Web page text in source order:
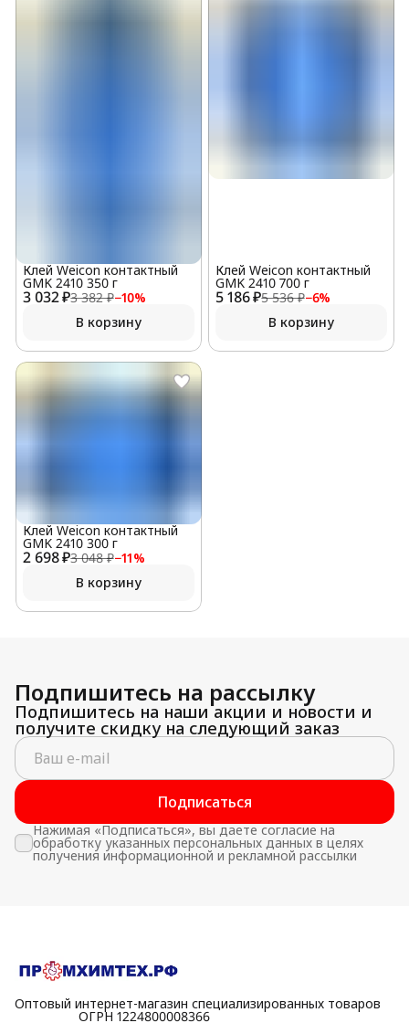
3 032 ₽3 382 ₽−10%
Клей Weicon контактный
GMK 2410 350 г
В корзину
5 186 ₽5 536 ₽−6%
Клей Weicon контактный
GMK 2410 700 г
В корзину
2 698 ₽3 048 ₽−11%
Клей Weicon контактный
GMK 2410 300 г
В корзину
Подпишитесь на рассылку
Подпишитесь на наши акции и новости и
получите скидку на следующий заказ
Подписаться
Нажимая «Подписаться», вы даете согласие на
обработку указанных персональных данных в целях
получения информационной и рекламной рассылки
Оптовый интернет-магазин специализированных товаров
⠀⠀⠀⠀⠀⠀⠀ОГРН 1224800008366